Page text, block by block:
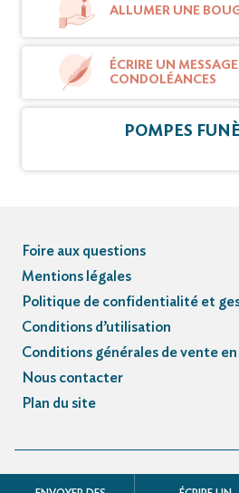
ALLUMER UNE
ÉCRIRE UN
CONDOLÉANCES
POMPES
Foire aux questions
Mentions légales
Politique de confidentialité et
Conditions d’utilisation
Conditions générales de vente
Nous contacter
Plan du site
© Registre des avis de